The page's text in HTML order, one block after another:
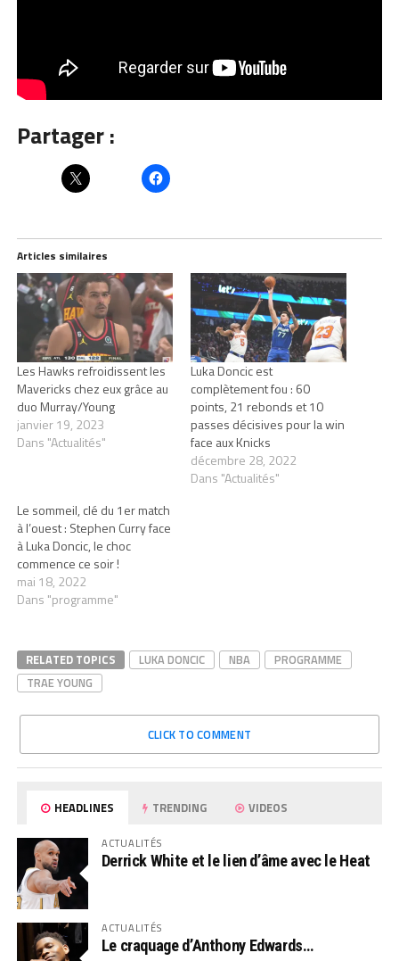
Partager :
Articles similaires
Les Hawks refroidissent les
Mavericks chez eux grâce au
duo Murray/Young
janvier 19, 2023
Dans "Actualités"
Luka Doncic est
complètement fou : 60
points, 21 rebonds et 10
passes décisives pour la win
face aux Knicks
décembre 28, 2022
Dans "Actualités"
Le sommeil, clé du 1er match
à l’ouest : Stephen Curry face
à Luka Doncic, le choc
commence ce soir !
mai 18, 2022
Dans "programme"
RELATED TOPICS LUKA DONCIC NBA
PROGRAMME
TRAE YOUNG
CLICK TO COMMENT
HEADLINES TRENDING VIDEOS
ACTUALITÉS
Derrick White et le lien d’âme avec le Heat
ACTUALITÉS
Le craquage d’Anthony Edwards…